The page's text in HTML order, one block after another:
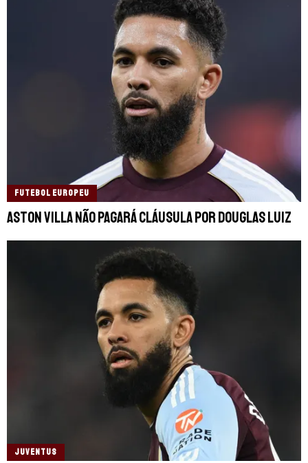
FUTEBOL EUROPEU
Aston Villa não pagará cláusula por Douglas Luiz
JUVENTUS